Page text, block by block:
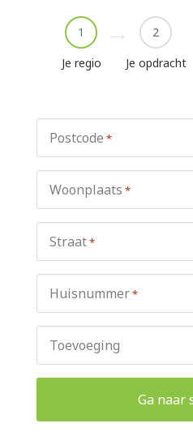
1
Je regio
2
Je opdracht
Postcode *
Woonplaats *
Straat*
Huisnummer*
Toevoeging